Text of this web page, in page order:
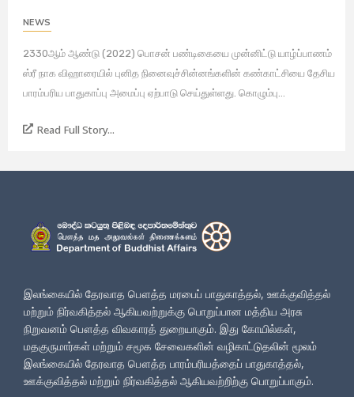
NEWS
2330ஆம் ஆண்டு (2022) பொசன் பண்டிகையை முன்னிட்டு யாழ்ப்பாணம்
ஸ்ரீ நாக விஹாரையில் புனித நினைவுச்சின்னங்களின் கண்காட்சியை தேசிய
பாரம்பரிய பாதுகாப்பு அமைப்பு ஏற்பாடு செய்துள்ளது. கொழும்பு...
Read Full Story...
இலங்கையில் தேரவாத பௌத்த மரபைப் பாதுகாத்தல், ஊக்குவித்தல்
மற்றும் நிர்வகித்தல் ஆகியவற்றுக்கு பொறுப்பான மத்திய அரசு
நிறுவனம் பௌத்த விவகாரத் துறையாகும். இது கோயில்கள்,
மதகுருமார்கள் மற்றும் சமூக சேவைகளின் வழிகாட்டுதலின் மூலம்
இலங்கையில் தேரவாத பௌத்த பாரம்பரியத்தைப் பாதுகாத்தல்,
ஊக்குவித்தல் மற்றும் நிர்வகித்தல் ஆகியவற்றிற்கு பொறுப்பாகும்.